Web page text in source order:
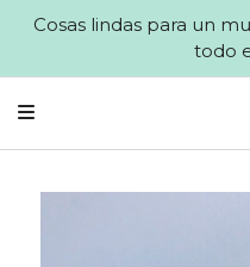
Cosas lindas para un
todo